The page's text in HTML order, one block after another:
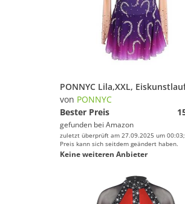
von PONNYC
Bester Preis
gefunden bei Amazon
zuletzt überprüft am 27.09.2025 um
Preis kann sich seitdem geändert haben.
Keine weiteren Anbieter